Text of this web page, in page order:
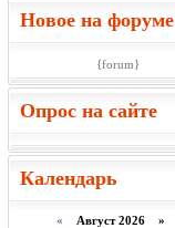
Новое на форуме
{forum}
Опрос на сайте
Календарь
« Август 2026 »